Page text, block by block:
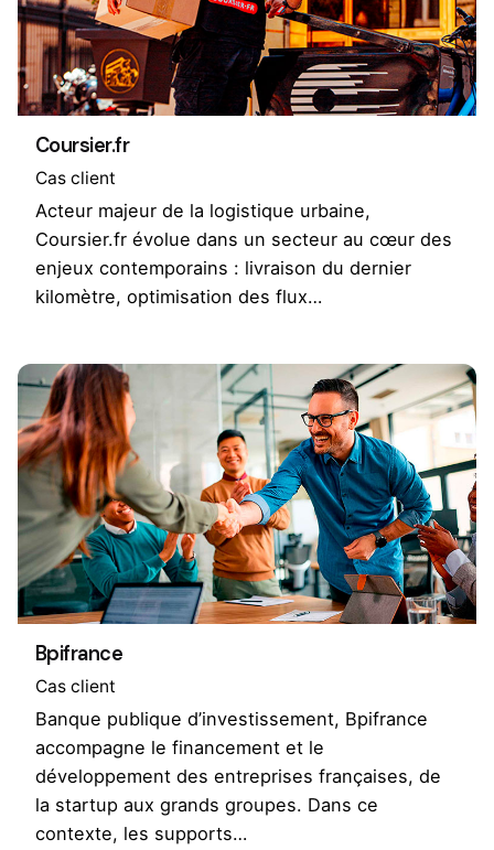
Coursier.fr
Cas client
Acteur majeur de la logistique urbaine,
Coursier.fr évolue dans un secteur au cœur des
enjeux contemporains : livraison du dernier
kilomètre, optimisation des flux…
Bpifrance
Cas client
Banque publique d’investissement, Bpifrance
accompagne le financement et le
développement des entreprises françaises, de
la startup aux grands groupes. Dans ce
contexte, les supports…